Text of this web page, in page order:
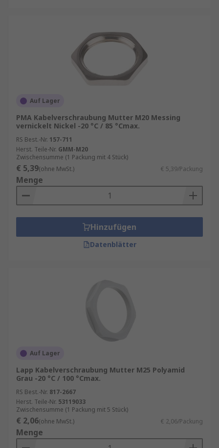
Auf Lager
PMA Kabelverschraubung Mutter M20 Messing
vernickelt Nickel -20 °C / 85 °Cmax.
RS Best.-Nr. 157-711
Herst. Teile-Nr. GMM-M20
Zwischensumme (1 Packung mit 4 Stück)
€ 5,39(ohne MwSt.) € 5,39/Packung
Menge
Hinzufügen
Datenblätter
Auf Lager
Lapp Kabelverschraubung Mutter M25 Polyamid
Grau -20 °C / 100 °Cmax.
RS Best.-Nr. 817-2667
Herst. Teile-Nr. 53119033
Zwischensumme (1 Packung mit 5 Stück)
€ 2,06(ohne MwSt.) € 2,06/Packung
Menge